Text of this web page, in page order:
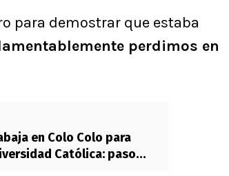
para demostrar que estaba
perdimos en
en Colo Colo para
Católica: paso